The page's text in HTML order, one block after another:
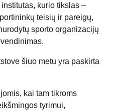
kurio tikslas –
teisių ir pareigų,
sporto organizacijų
šiuo metu yra paskirta
kai tam tikroms
tyrimui,